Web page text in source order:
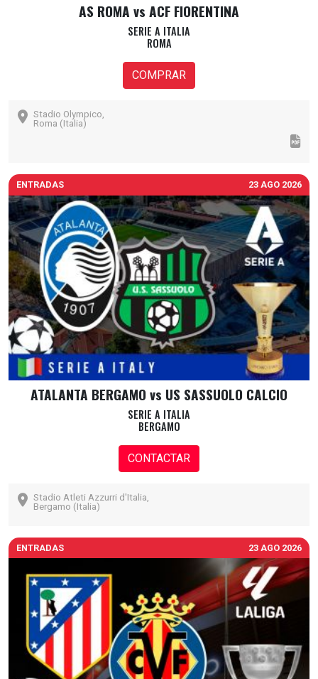
AS ROMA vs ACF FIORENTINA
SERIE A ITALIA
ROMA
COMPRAR
Stadio Olympico,
Roma (Italia)
ENTRADAS 23 AGO 2026
ATALANTA BERGAMO vs US SASSUOLO CALCIO
SERIE A ITALIA
BERGAMO
CONTACTAR
Stadio Atleti Azzurri d'Italia,
Bergamo (Italia)
ENTRADAS 23 AGO 2026